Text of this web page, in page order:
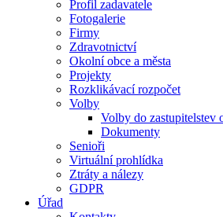
Profil zadavatele
Fotogalerie
Firmy
Zdravotnictví
Okolní obce a města
Projekty
Rozklikávací rozpočet
Volby
Volby do zastupitelstev
Dokumenty
Senioři
Virtuální prohlídka
Ztráty a nálezy
GDPR
Úřad